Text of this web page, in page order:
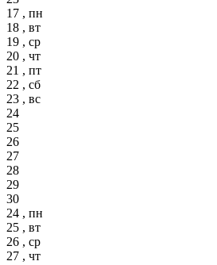
17 , пн
18 , вт
19 , ср
20 , чт
21 , пт
22 , сб
23 , вс
24
25
26
27
28
29
30
24 , пн
25 , вт
26 , ср
27 , чт